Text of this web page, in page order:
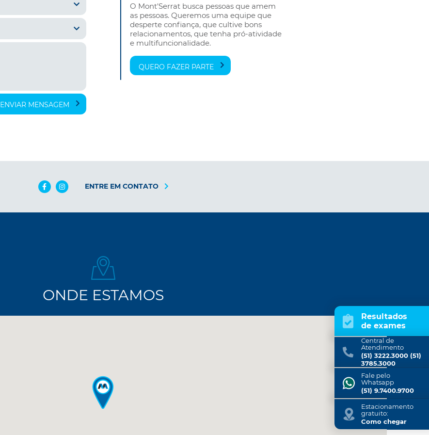
ENVIAR MENSAGEM
O Mont'Serrat busca pessoas que amem
as pessoas. Queremos uma equipe que
desperte confiança, que cultive bons
relacionamentos, que tenha pró-atividade
e multifuncionalidade.
QUERO FAZER PARTE
ENTRE EM CONTATO
ONDE ESTAMOS
Resultados
de exames
Central de
Atendimento
(51) 3222.3000 (51)
3785.3000
Fale pelo
Whatsapp
(51) 9.7400.9700
Estacionamento
gratuito:
Como chegar